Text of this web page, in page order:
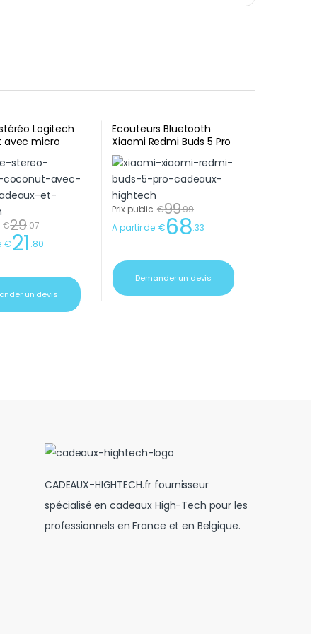
Logitech
avec micro
€29.07
€21 .80
un devis
Ecouteurs Bluetooth
Xiaomi Redmi Buds 5 Pro
Blanc cadeaux d’entreprise
Prix public €99.99
A partir de €68.33
Demander un devis
CADEAUX-HIGHTECH.fr fournisseur
spécialisé en cadeaux High-Tech pour les
professionnels en France et en Belgique.